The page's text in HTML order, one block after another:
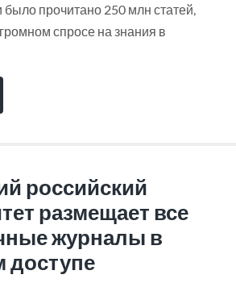
прочитано 250 млн статей,
спросе на знания в
российский
размещает все
журналы в
доступе